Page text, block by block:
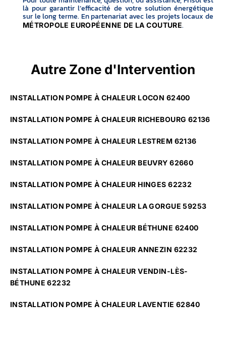
là pour garantir l’efficacité de votre solution énergétique
sur le long terme. En partenariat avec les projets locaux de
MÉTROPOLE EUROPÉENNE DE LA COUTURE.
Autre Zone d'Intervention
INSTALLATION POMPE À CHALEUR LOCON 62400
INSTALLATION POMPE À CHALEUR RICHEBOURG 62136
INSTALLATION POMPE À CHALEUR LESTREM 62136
INSTALLATION POMPE À CHALEUR BEUVRY 62660
INSTALLATION POMPE À CHALEUR HINGES 62232
INSTALLATION POMPE À CHALEUR LA GORGUE 59253
INSTALLATION POMPE À CHALEUR BÉTHUNE 62400
INSTALLATION POMPE À CHALEUR ANNEZIN 62232
INSTALLATION POMPE À CHALEUR VENDIN-LÈS-
BÉTHUNE 62232
INSTALLATION POMPE À CHALEUR LAVENTIE 62840